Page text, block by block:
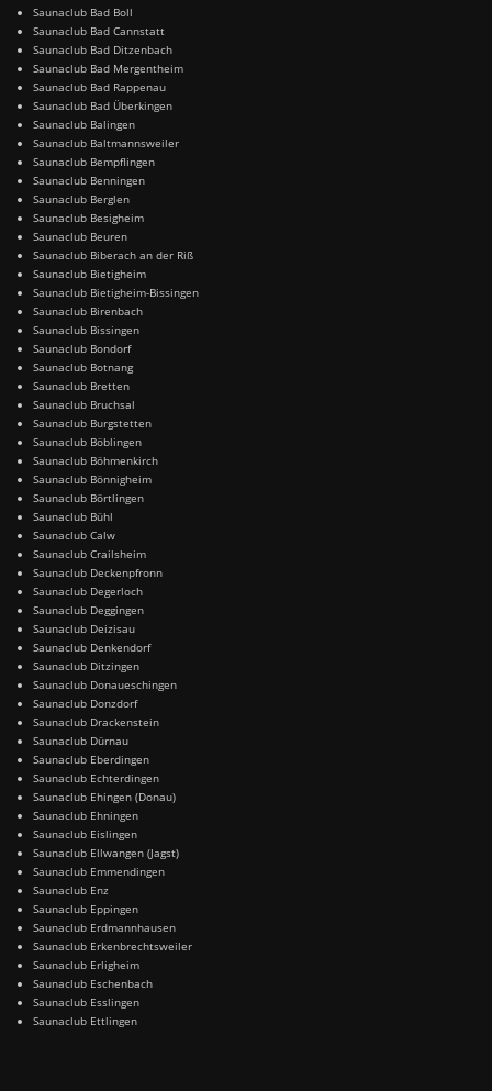
Saunaclub Bad Boll
Saunaclub Bad Cannstatt
Saunaclub Bad Ditzenbach
Saunaclub Bad Mergentheim
Saunaclub Bad Rappenau
Saunaclub Bad Überkingen
Saunaclub Balingen
Saunaclub Baltmannsweiler
Saunaclub Bempflingen
Saunaclub Benningen
Saunaclub Berglen
Saunaclub Besigheim
Saunaclub Beuren
Saunaclub Biberach an der Riß
Saunaclub Bietigheim
Saunaclub Bietigheim-Bissingen
Saunaclub Birenbach
Saunaclub Bissingen
Saunaclub Bondorf
Saunaclub Botnang
Saunaclub Bretten
Saunaclub Bruchsal
Saunaclub Burgstetten
Saunaclub Böblingen
Saunaclub Böhmenkirch
Saunaclub Bönnigheim
Saunaclub Börtlingen
Saunaclub Bühl
Saunaclub Calw
Saunaclub Crailsheim
Saunaclub Deckenpfronn
Saunaclub Degerloch
Saunaclub Deggingen
Saunaclub Deizisau
Saunaclub Denkendorf
Saunaclub Ditzingen
Saunaclub Donaueschingen
Saunaclub Donzdorf
Saunaclub Drackenstein
Saunaclub Dürnau
Saunaclub Eberdingen
Saunaclub Echterdingen
Saunaclub Ehingen (Donau)
Saunaclub Ehningen
Saunaclub Eislingen
Saunaclub Ellwangen (Jagst)
Saunaclub Emmendingen
Saunaclub Enz
Saunaclub Eppingen
Saunaclub Erdmannhausen
Saunaclub Erkenbrechtsweiler
Saunaclub Erligheim
Saunaclub Eschenbach
Saunaclub Esslingen
Saunaclub Ettlingen